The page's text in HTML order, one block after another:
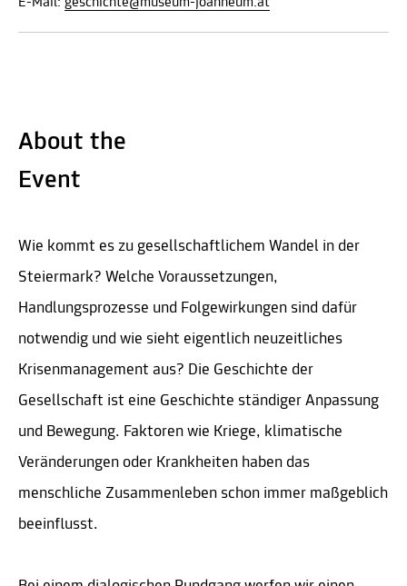
About the
Event
Wie kommt es zu gesellschaftlichem Wandel in der
Steiermark? Welche Voraussetzungen,
Handlungsprozesse und Folgewirkungen sind dafür
notwendig und wie sieht eigentlich neuzeitliches
Krisenmanagement aus? Die Geschichte der
Gesellschaft ist eine Geschichte ständiger Anpassung
und Bewegung. Faktoren wie Kriege, klimatische
Veränderungen oder Krankheiten haben das
menschliche Zusammenleben schon immer maßgeblich
beeinflusst.